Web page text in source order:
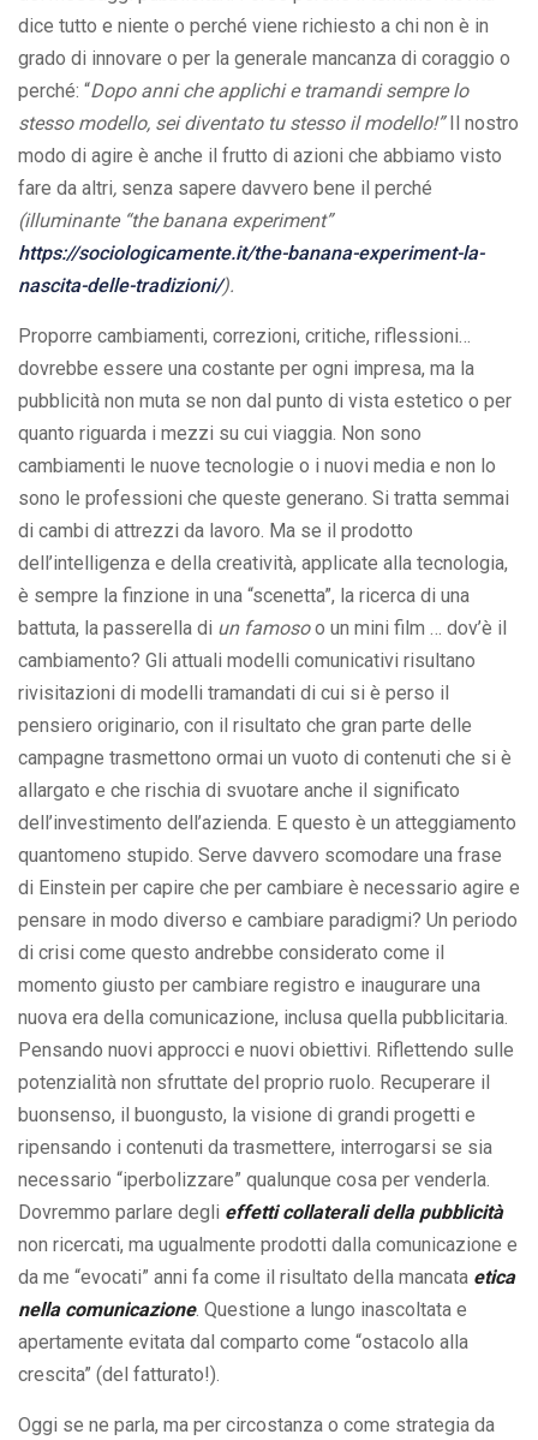
dice tutto e niente o perché viene richiesto a chi non è in
grado di innovare o per la generale mancanza di coraggio o
perché: “Dopo anni che applichi e tramandi sempre lo
stesso modello, sei diventato tu stesso il modello!”Il nostro
modo di agire è anche il frutto di azioni che abbiamo visto
fare da altri, senza sapere davvero bene il perché
(illuminante “the banana experiment”
https://sociologicamente.it/the-banana-experiment-la-
nascita-delle-tradizioni/).
Proporre cambiamenti, correzioni, critiche, riflessioni…
dovrebbe essere una costante per ogni impresa, ma la
pubblicità non muta se non dal punto di vista estetico o per
quanto riguarda i mezzi su cui viaggia. Non sono
cambiamenti le nuove tecnologie o i nuovi media e non lo
sono le professioni che queste generano. Si tratta semmai
di cambi di attrezzi da lavoro. Ma se il prodotto
dell’intelligenza e della creatività, applicate alla tecnologia,
è sempre la finzione in una “scenetta”, la ricerca di una
battuta, la passerella di un famosoo un mini film … dov’è il
cambiamento? Gli attuali modelli comunicativi risultano
rivisitazioni di modelli tramandati di cui si è perso il
pensiero originario, con il risultato che gran parte delle
campagne trasmettono ormai un vuoto di contenuti che si è
allargato e che rischia di svuotare anche il significato
dell’investimento dell’azienda. E questo è un atteggiamento
quantomeno stupido. Serve davvero scomodare una frase
di Einstein per capire che per cambiare è necessario agire e
pensare in modo diverso e cambiare paradigmi? Un periodo
di crisi come questo andrebbe considerato come il
momento giusto per cambiare registro e inaugurare una
nuova era della comunicazione, inclusa quella pubblicitaria.
Pensando nuovi approcci e nuovi obiettivi. Riflettendo sulle
potenzialità non sfruttate del proprio ruolo. Recuperare il
buonsenso, il buongusto, la visione di grandi progetti e
ripensando i contenuti da trasmettere, interrogarsi se sia
necessario “iperbolizzare” qualunque cosa per venderla.
Dovremmo parlare degli effetti collaterali della pubblicità
non ricercati, ma ugualmente prodotti dalla comunicazione e
da me “evocati” anni fa come il risultato della mancata etica
nella comunicazione. Questione a lungo inascoltata e
apertamente evitata dal comparto come “ostacolo alla
crescita” (del fatturato!).
Oggi se ne parla, ma per circostanza o come strategia da